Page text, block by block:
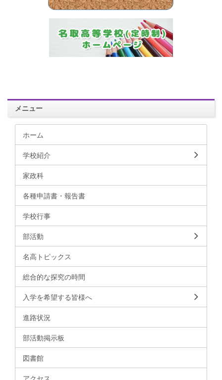
メニュー
ホーム
学校紹介
家政科
各種申請書・報告書
学校行事
部活動
名高トピックス
総合的な探究の時間
入学を希望する皆様へ
進路状況
部活動掲示板
図書館
アクセス